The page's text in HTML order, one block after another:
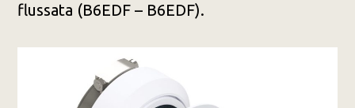
flussata (B6EDF – B6EDF).